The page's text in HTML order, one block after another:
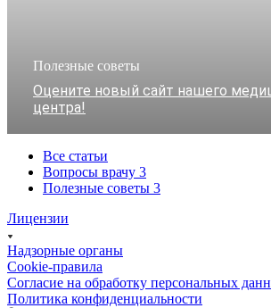
Полезные советы
Оцените новый сайт нашего
центра!
Все статьи
Вопросы врачу 3
Полезные советы 3
Лицензии
Надзорные органы
Cookie-правила
Согласие на обработку персональных
Политика конфиденциальности